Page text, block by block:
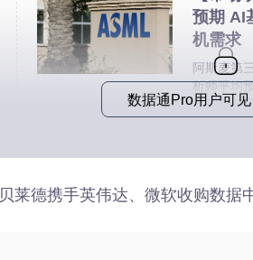
预期 AI
机需求
阿斯麦第
析师平均
台积电、
强劲
数据通Pro用户可
贝莱德携手英伟达、微软收购数据